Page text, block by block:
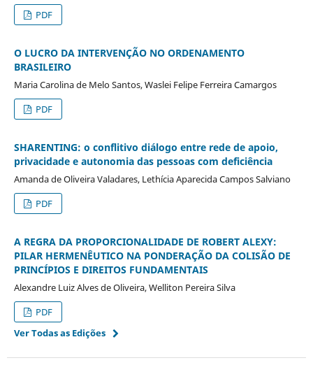
PDF
O LUCRO DA INTERVENÇÃO NO ORDENAMENTO
BRASILEIRO
Maria Carolina de Melo Santos, Waslei Felipe Ferreira Camargos
PDF
SHARENTING: o conflitivo diálogo entre rede de apoio,
privacidade e autonomia das pessoas com deficiência
Amanda de Oliveira Valadares, Lethícia Aparecida Campos Salviano
PDF
A REGRA DA PROPORCIONALIDADE DE ROBERT ALEXY:
PILAR HERMENÊUTICO NA PONDERAÇÃO DA COLISÃO DE
PRINCÍPIOS E DIREITOS FUNDAMENTAIS
Alexandre Luiz Alves de Oliveira, Welliton Pereira Silva
PDF
Ver Todas as Edições